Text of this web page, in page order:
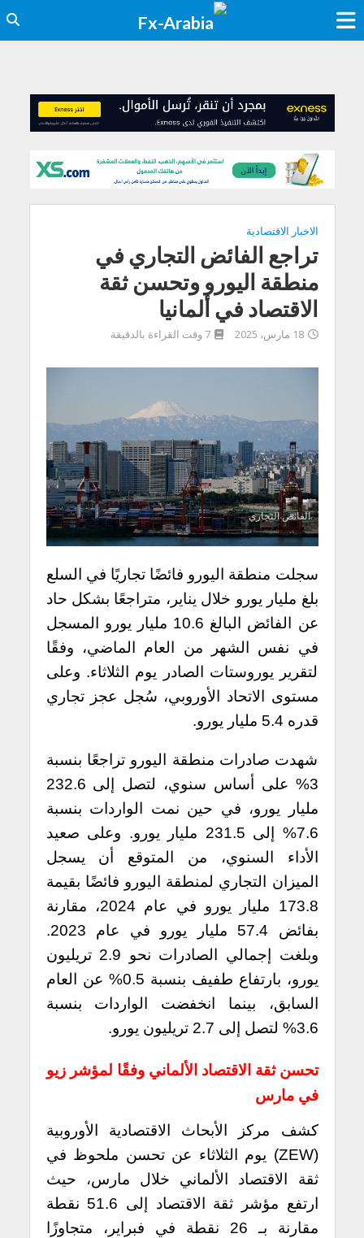
الاخبار الاقتصادية
تراجع الفائض التجاري في
منطقة اليورو وتحسن ثقة
الاقتصاد في ألمانيا
18 مارس، 2025 7 وقت القراءة بالدقيقة
الفائض التجاري
سجلت منطقة اليورو فائضًا تجاريًا في السلع
بلغ مليار يورو خلال يناير، متراجعًا بشكل حاد
عن الفائض البالغ 10.6 مليار يورو المسجل
في نفس الشهر من العام الماضي، وفقًا
لتقرير يوروستات الصادر يوم الثلاثاء. وعلى
مستوى الاتحاد الأوروبي، سُجل عجز تجاري
قدره 5.4 مليار يورو.
شهدت صادرات منطقة اليورو تراجعًا بنسبة
3% على أساس سنوي، لتصل إلى 232.6
مليار يورو، في حين نمت الواردات بنسبة
7.6% إلى 231.5 مليار يورو. وعلى صعيد
الأداء السنوي، من المتوقع أن يسجل
الميزان التجاري لمنطقة اليورو فائضًا بقيمة
173.8 مليار يورو في عام 2024، مقارنة
بفائض 57.4 مليار يورو في عام 2023.
وبلغت إجمالي الصادرات نحو 2.9 تريليون
يورو، بارتفاع طفيف بنسبة 0.5% عن العام
السابق، بينما انخفضت الواردات بنسبة
3.6% لتصل إلى 2.7 تريليون يورو.
تحسن ثقة الاقتصاد الألماني وفقًا لمؤشر زيو
في مارس
كشف مركز الأبحاث الاقتصادية الأوروبية
(ZEW) يوم الثلاثاء عن تحسن ملحوظ في
ثقة الاقتصاد الألماني خلال مارس، حيث
ارتفع مؤشر ثقة الاقتصاد إلى 51.6 نقطة
مقارنة بـ 26 نقطة في فبراير، متجاوزًا